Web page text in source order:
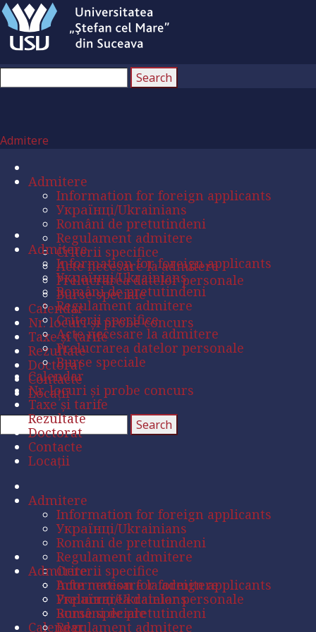
Admitere
Admitere
Information for foreign applicants
Українці/Ukrainians
Români de pretutindeni
Regulament admitere
Criterii specifice
Acte necesare la admitere
Prelucrarea datelor personale
Burse speciale
Calendar
Nr. locuri și probe concurs
Taxe și tarife
Rezultate
Doctorat
Contacte
Locații
Admitere
Information for foreign applicants
Українці/Ukrainians
Români de pretutindeni
Regulament admitere
Criterii specifice
Acte necesare la admitere
Prelucrarea datelor personale
Burse speciale
Calendar
Nr. locuri și probe concurs
Taxe și tarife
Rezultate
Doctorat
Contacte
Locații
Admitere
Information for foreign applicants
Українці/Ukrainians
Români de pretutindeni
Regulament admitere
Criterii specifice
Acte necesare la admitere
Prelucrarea datelor personale
Burse speciale
Calendar
Admitere
Information for foreign applicants
Українці/Ukrainians
Români de pretutindeni
Regulament admitere